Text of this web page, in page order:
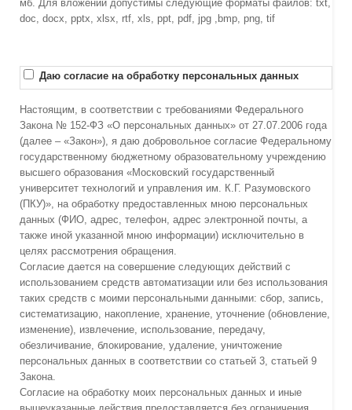
мб. Для вложений допустимы следующие форматы файлов: txt,
doc, docx, pptx, xlsx, rtf, xls, ppt, pdf, jpg ,bmp, png, tif
Даю согласие на обработку персональных данных
Настоящим, в соответствии с требованиями Федерального
Закона № 152-ФЗ «О персональных данных» от 27.07.2006 года
(далее – «Закон»), я даю добровольное согласие Федеральному
государственному бюджетному образовательному учреждению
высшего образования «Московский государственный
университет технологий и управления им. К.Г. Разумовского
(ПКУ)», на обработку предоставленных мною персональных
данных (ФИО, адрес, телефон, адрес электронной почты, а
также иной указанной мною информации) исключительно в
целях рассмотрения обращения.
Согласие дается на совершение следующих действий с
использованием средств автоматизации или без использования
таких средств с моими персональными данными: сбор, запись,
систематизацию, накопление, хранение, уточнение (обновление,
изменение), извлечение, использование, передачу,
обезличивание, блокирование, удаление, уничтожение
персональных данных в соответствии со статьей 3, статьей 9
Закона.
Согласие на обработку моих персональных данных и иные